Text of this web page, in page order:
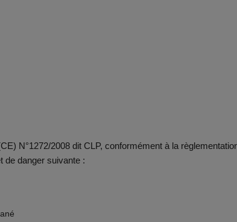
N°1272/2008 dit CLP, conformément à la
de danger suivante :